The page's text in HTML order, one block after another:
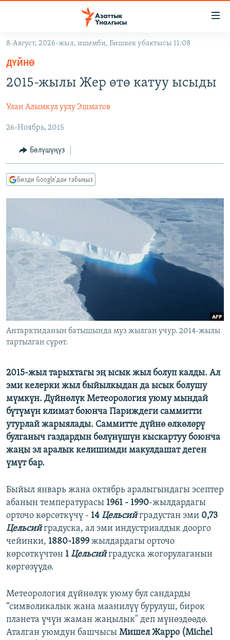
Навигацияга
өтүңүз
салыңыз
ЖАҢЫЛЫКТАР
САЯСАТ
ЭКОНОМИКА
МАДАНИЯТ
ДҮЙНӨ
БОРБОР АЗИЯ
УКРАИНА
АТАЙЫН ИЛИКТӨӨ
ТВ ПРОГРАММАЛАР
БҮГҮН АЗАТТЫКТА
ЭКСПЕРТТЕР ТАЛДАЙТ
ЭЖЕ-СИҢДИЛЕР
АЗАТТЫК+
ЫҢГАЙСЫЗ СУРООЛОР
ПОДКАСТ
ӨЗГӨЧӨ ПИКИР
ОНЛАЙН ШЕРИНЕ
ЭЕ/АРнун бардык сайттары
8-Август, 2026-жыл, ишемби, Бишкек убактысы 11:08
ДҮЙНӨ
2015-жылы Жер өтө катуу ысыды
Улан Алымкул уулу Эшматов
26-Ноябрь, 2015
Бөлүшүңүз
Бизди Google'дан табыңыз
Антарктиданын батышында муз жылган учур. 2014-жылы
тартылган сүрөт.
2015-жыл тарыхтагы эң ысык жыл болуп калды. Ал
эми келерки жыл быйылкыдан да ысык болушу
мүмкүн. Дүйнөлүк Метеорология уюму мындай
бүтүмүн климат боюнча Париждеги саммитти
утурлай жарыялады. Саммитте дүйнө өлкөлөрү
булганыч газдардын бөлүнүшүн кыскартуу боюнча
жаңы эл аралык келишимди макулдашат деген
үмүт бар.
Быйыл январь жана октябрь аралыгындагы эсептер
абанын температурасы 1961 - 1990-жылдардагы
орточо көрсөткүчү - 14 Цельсийградустан эми 0,73
Цельсийградуска, ал эми индустриалдык доорго
чейинки, 1880-1899 жылдардагы орточо
көрсөткүчтөн 1 Цельсийградуска жогорулаганын
көргөзүүдө.
Метеорология дүйнөлүк уюму бул сандарды
“символикалык жана маанилүү бурулуш, бирок
планета үчүн жаман жаңылык" деп мүнөздөөдө.
Аталган уюмдун башчысы Мишел Жарро (Michel